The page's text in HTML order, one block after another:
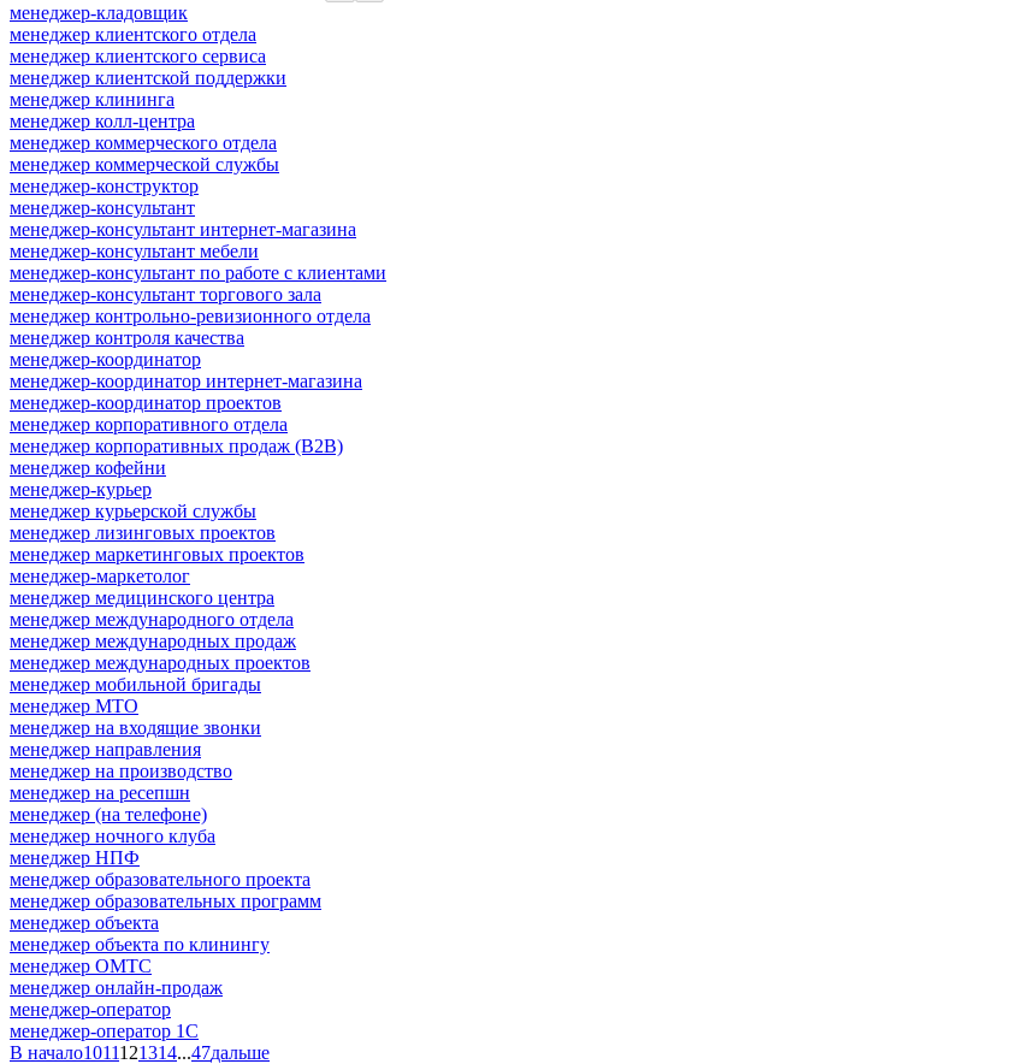
менеджер-кладовщик
менеджер клиентского отдела
менеджер клиентского сервиса
менеджер клиентской поддержки
менеджер клининга
менеджер колл-центра
менеджер коммерческого отдела
менеджер коммерческой службы
менеджер-конструктор
менеджер-консультант
менеджер-консультант интернет-магазина
менеджер-консультант мебели
менеджер-консультант по работе с клиентами
менеджер-консультант торгового зала
менеджер контрольно-ревизионного отдела
менеджер контроля качества
менеджер-координатор
менеджер-координатор интернет-магазина
менеджер-координатор проектов
менеджер корпоративного отдела
менеджер корпоративных продаж (B2B)
менеджер кофейни
менеджер-курьер
менеджер курьерской службы
менеджер лизинговых проектов
менеджер маркетинговых проектов
менеджер-маркетолог
менеджер медицинского центра
менеджер международного отдела
менеджер международных продаж
менеджер международных проектов
менеджер мобильной бригады
менеджер МТО
менеджер на входящие звонки
менеджер направления
менеджер на производство
менеджер на ресепшн
менеджер (на телефоне)
менеджер ночного клуба
менеджер НПФ
менеджер образовательного проекта
менеджер образовательных программ
менеджер объекта
менеджер объекта по клинингу
менеджер ОМТС
менеджер онлайн-продаж
менеджер-оператор
менеджер-оператор 1С
В начало1011121314...47дальше